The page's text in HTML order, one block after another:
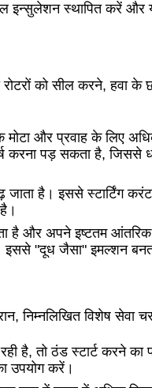
इन्सुलेशन स्थापित करें
को सील करने, हवा के
और प्रवाह के लिए अधिक
पड़ सकता है, जिससे
जाता है। इससे स्टार्टिंग
है और अपने इष्टतम आंतरिक
इससे "दूध जैसा" इमल्शन
निम्नलिखित विशेष सेवा
रही है, तो ठंड स्टार्ट
उपयोग करें।